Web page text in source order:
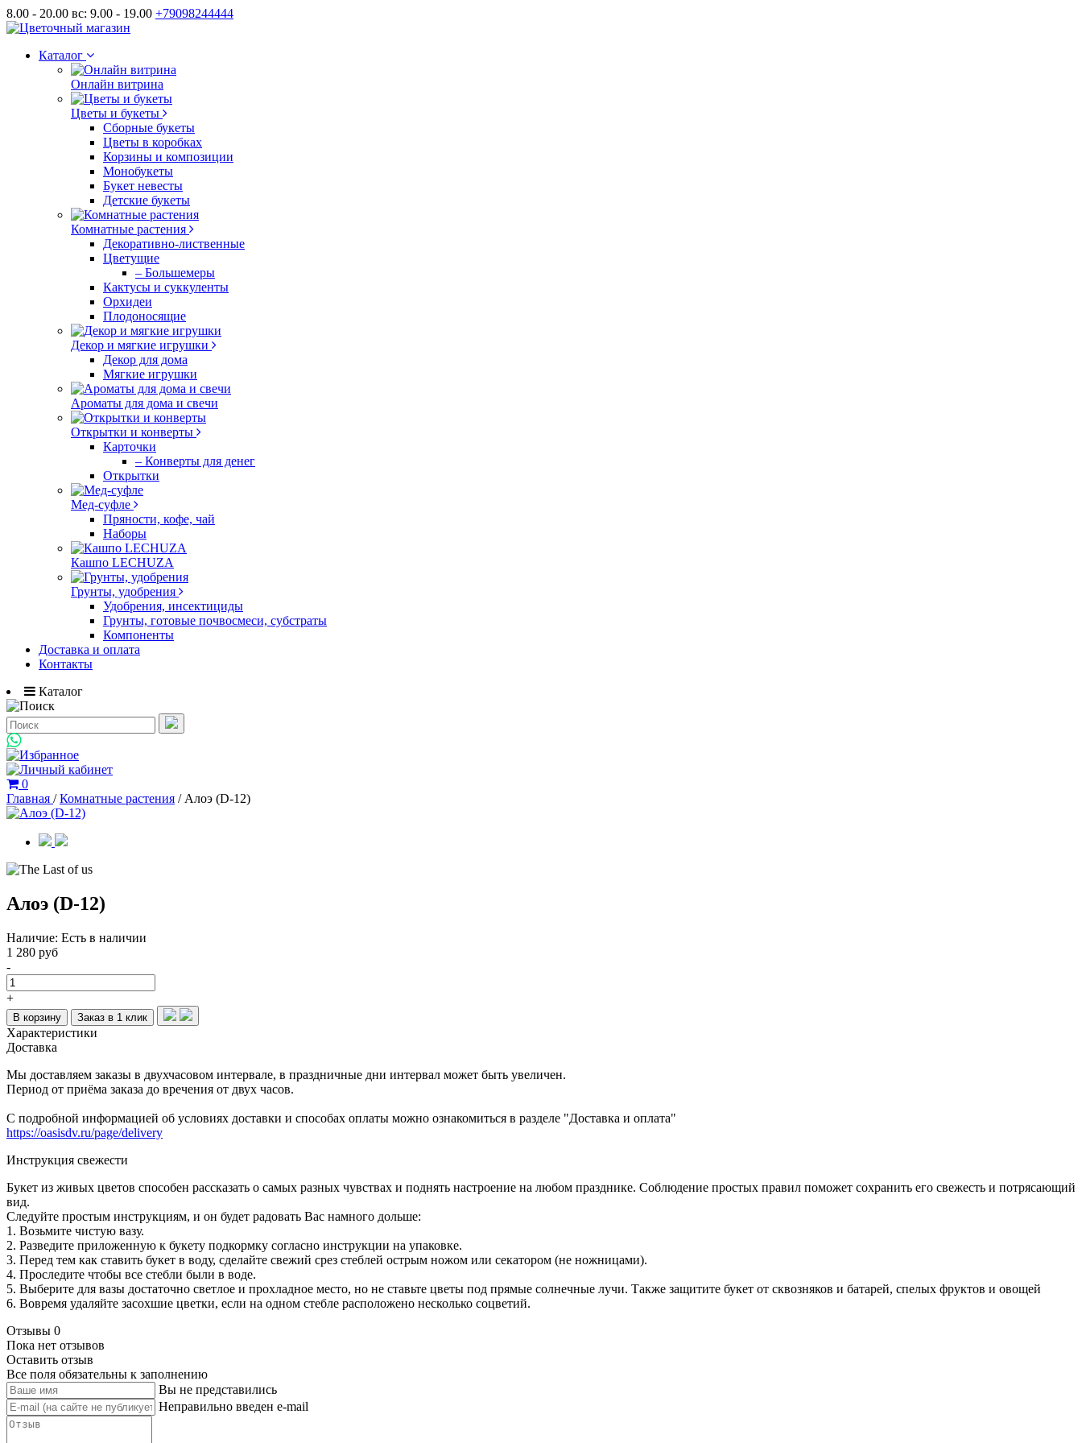
8.00 - 20.00 вс: 9.00 - 19.00 +79098244444
Каталог
Онлайн витрина
Цветы и букеты
Сборные букеты
Цветы в коробках
Корзины и композиции
Монобукеты
Букет невесты
Детские букеты
Комнатные растения
Декоративно-лиственные
Цветущие
– Большемеры
Кактусы и суккуленты
Орхидеи
Плодоносящие
Декор и мягкие игрушки
Декор для дома
Мягкие игрушки
Ароматы для дома и свечи
Открытки и конверты
Карточки
– Конверты для денег
Открытки
Мед-суфле
Пряности, кофе, чай
Наборы
Кашпо LECHUZA
Грунты, удобрения
Удобрения, инсектициды
Грунты, готовые почвосмеси, субстраты
Компоненты
Доставка и оплата
Контакты
Каталог
0
Главная /Комнатные растения / Алоэ (D-12)
Алоэ (D-12)
Наличие: Есть в наличии
1 280 руб
-
+
В корзину Заказ в 1 клик
Характеристики
Доставка
Мы доставляем заказы в двухчасовом интервале, в праздничные дни интервал может быть увеличен.
Период от приёма заказа до вречения от двух часов.
С подробной информацией об условиях доставки и способах оплаты можно ознакомиться в разделе "Доставка и оплата"
https://oasisdv.ru/page/delivery
Инструкция свежести
Букет из живых цветов способен рассказать о самых разных чувствах и поднять настроение на любом празднике. Соблюдение простых правил поможет сохранить его свежесть и потрясающий
вид.
Следуйте простым инструкциям, и он будет радовать Вас намного дольше:
1. Возьмите чистую вазу.
2. Разведите приложенную к букету подкормку согласно инструкции на упаковке.
3. Перед тем как ставить букет в воду, сделайте свежий срез стеблей острым ножом или секатором (не ножницами).
4. Проследите чтобы все стебли были в воде.
5. Выберите для вазы достаточно светлое и прохладное место, но не ставьте цветы под прямые солнечные лучи. Также защитите букет от сквозняков и батарей, спелых фруктов и овощей
6. Вовремя удаляйте засохшие цветки, если на одном стебле расположено несколько соцветий.
Отзывы 0
Пока нет отзывов
Оставить отзыв
Все поля обязательны к заполнению
Вы не представились
Неправильно введен e-mail